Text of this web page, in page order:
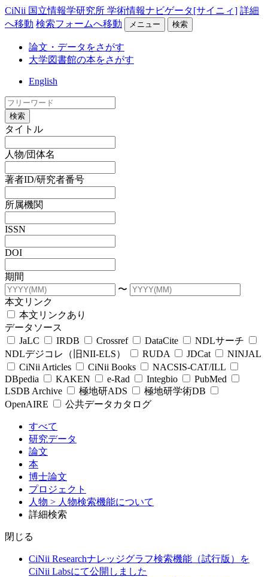
CiNii 国立情報学研究所 学術情報ナビゲータ[サイニィ] 詳細
へ移動 検索フォームへ移動 メニュー 検索
論文・データをさがす
大学図書館の本をさがす
English
検索
タイトル
人物/団体名
著者ID/研究者番号
所属機関
ISSN
DOI
期間
〜
本文リンク
本文リンクあり
データソース
JaLC
IRDB Crossref DataCite
NDLサーチ
NDLデジコレ（旧NII-ELS）
RUDA JDCat
NINJAL
CiNii Articles
CiNii Books
NACSIS-CAT/ILL
DBpedia
KAKEN e-Rad Integbio
PubMed
LSDB Archive
極地研ADS
極地研学術DB
OpenAIRE
公共データカタログ
すべて
研究データ
論文
本
博士論文
プロジェクト
人物 > 人物検索機能について
詳細検索
閉じる
CiNii Researchナレッジグラフ検索機能（試行版）を
CiNii Labsにて公開しました